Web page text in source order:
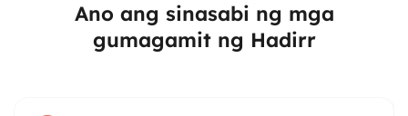
Ano ang sinasabi ng mga
gumagamit ng Hadirr